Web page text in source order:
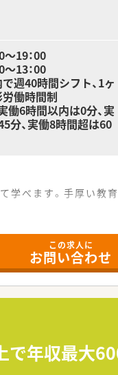
19：00
13：00
週40時間シフト、1ヶ
働時間制
働6時間以内は0分、実
分、実働8時間超は60
べます。手厚い教
しており、雨の日
いため、調剤経験が
で協力しながら円
れる薬局作りを一
じて丁寧なカウンセ
がら前向きに業務に
この求人に
お問い合わせ
で年収最大